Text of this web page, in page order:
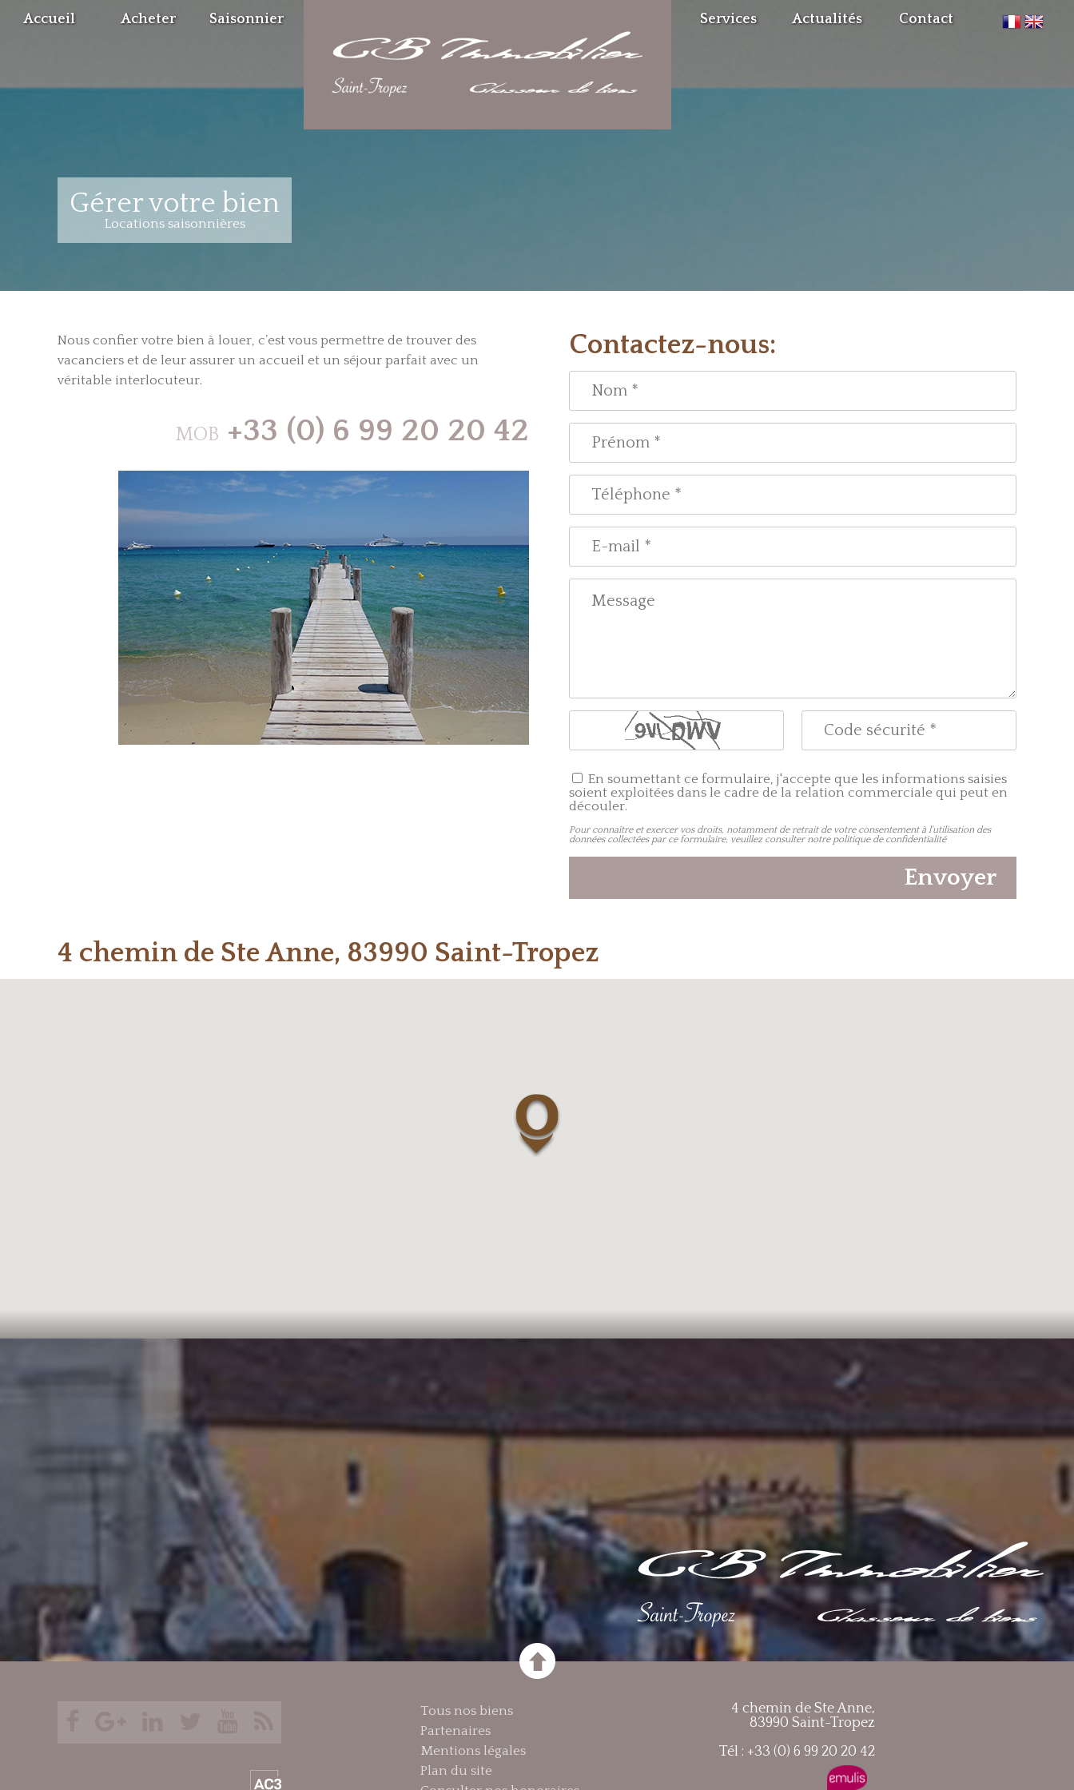
Accueil Acheter Saisonnier Services Actualités Contact
Gérer votre bien
Locations saisonnières
Nous confier votre bien à louer, c’est vous permettre de trouver des
vacanciers et de leur assurer un accueil et un séjour parfait avec un
véritable interlocuteur.
MOB +33 (0) 6 99 20 20 42
Contactez-nous:
En soumettant ce formulaire, j'accepte que les informations saisies
soient exploitées dans le cadre de la relation commerciale qui peut en
découler.
Pour connaître et exercer vos droits, notamment de retrait de votre consentement à l'utilisation des
données collectées par ce formulaire, veuillez consulter notre politique de confidentialité
Envoyer
4 chemin de Ste Anne, 83990 Saint-Tropez
Tous nos biens
Partenaires
Mentions légales
Plan du site
4 chemin de Ste Anne,
83990 Saint-Tropez
Tél : +33 (0) 6 99 20 20 42